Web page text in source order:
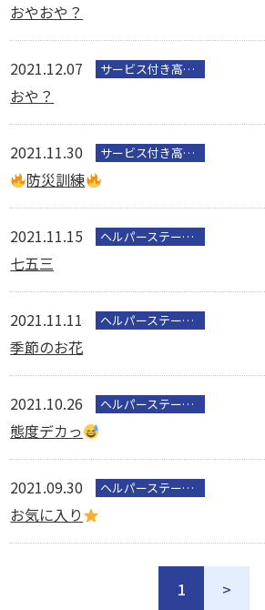
おやおや？
2021.12.07 サービス付き高齢者向け住宅
おや？
2021.11.30 サービス付き高齢者向け住宅
防災訓練
2021.11.15 ヘルパーステーション
七五三
2021.11.11 ヘルパーステーション
季節のお花
2021.10.26 ヘルパーステーション
態度デカっ
2021.09.30 ヘルパーステーション
お気に入り
1 >